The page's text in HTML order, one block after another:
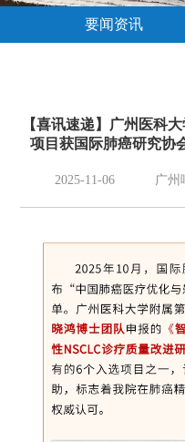
要闻资讯
【喜讯速递】广州医科
项目获国际肺癌研究协
2025-11-06 广州